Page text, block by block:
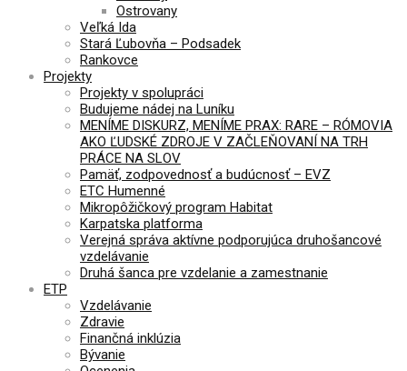
Ostrovany
Veľká Ida
Stará Ľubovňa – Podsadek
Rankovce
Projekty
Projekty v spolupráci
Budujeme nádej na Luníku
MENÍME DISKURZ, MENÍME PRAX: RARE – RÓMOVIA
AKO ĽUDSKÉ ZDROJE V ZAČLEŇOVANÍ NA TRH
PRÁCE NA SLOV
Pamäť, zodpovednosť a budúcnosť – EVZ
ETC Humenné
Mikropôžičkový program Habitat
Karpatska platforma
Verejná správa aktívne podporujúca druhošancové
vzdelávanie
Druhá šanca pre vzdelanie a zamestnanie
ETP
Vzdelávanie
Zdravie
Finančná inklúzia
Bývanie